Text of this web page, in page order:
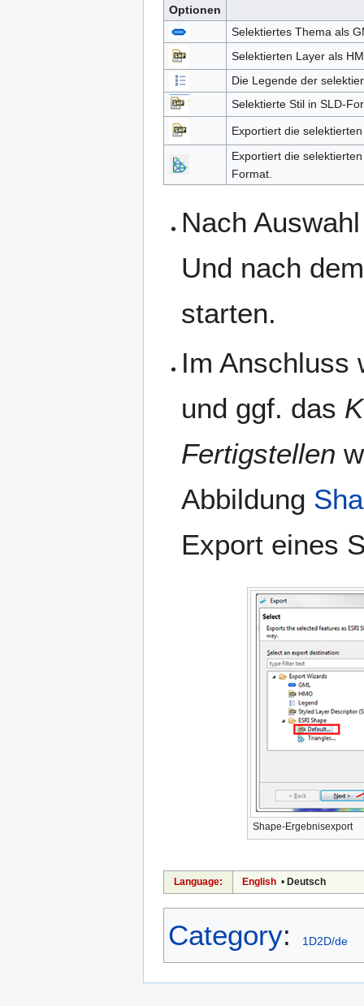
Optionen
Selektiertes Thema als
Selektierten Layer als
Die Legende der
Selektierte Stil in SLD-
Exportiert die
Exportiert die
Format.
Nach
Und nach
starten.
Im
und ggf. das
Fertigstellen
Abbildung
Export eines
Shape-Ergebnisexport
Language: English • Deutsch
Category: 1D2D/de